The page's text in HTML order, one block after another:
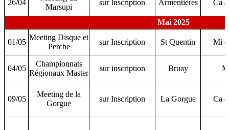
26/04
Marsupi
sur Inscription Armentières Ca
Mai 2025
01/05
Meeting Disque et
Perche
sur Inscription St Quentin Mi
04/05
Championnats
Régionaux Master
sur inscription Bruay
09/05
Meeting de la
Gorgue
sur Inscription La Gorgue Ca